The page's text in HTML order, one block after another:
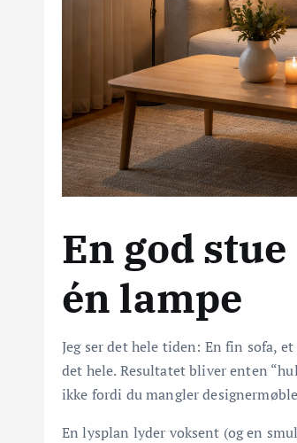
En god
én lampe
Jeg ser det hele tiden: En fin sofa,
det hele. Resultatet bliver enten
ikke fordi du mangler
En lysplan lyder voksent (og en